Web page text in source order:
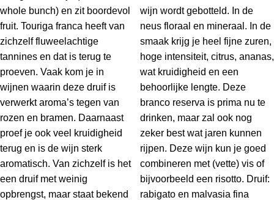
whole bunch) en zit boordevol
fruit. Touriga franca heeft van
zichzelf fluweelachtige
tannines en dat is terug te
proeven. Vaak kom je in
wijnen waarin deze druif is
verwerkt aroma’s tegen van
rozen en bramen. Daarnaast
proef je ook veel kruidigheid
terug en is de wijn sterk
aromatisch. Van zichzelf is het
een druif met weinig
opbrengst, maar staat bekend
wijn wordt gebotteld. In de
neus floraal en mineraal. In de
smaak krijg je heel fijne zuren,
hoge intensiteit, citrus, ananas,
wat kruidigheid en een
behoorlijke lengte. Deze
branco reserva is prima nu te
drinken, maar zal ook nog
zeker best wat jaren kunnen
rijpen. Deze wijn kun je goed
combineren met (vette) vis of
bijvoorbeeld een risotto. Druif:
rabigato en malvasia fina